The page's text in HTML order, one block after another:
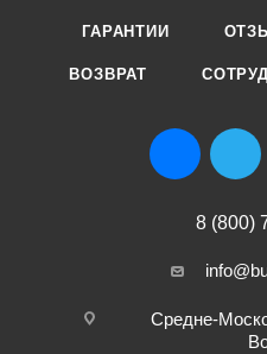
ГАРАНТИИ
ВОЗВРАТ
8 (800)
Средне-